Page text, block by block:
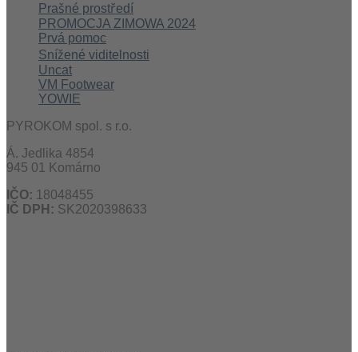
Prašné prostředí
PROMOCJA ZIMOWA 2024
Prvá pomoc
Snížené viditelnosti
Uncat
VM Footwear
YOWIE
PYROKOM spol. s r.o.
Á. Jedlika 4854
945 01 Komárno
IČO: 18048455
IČ DPH: SK2020398633